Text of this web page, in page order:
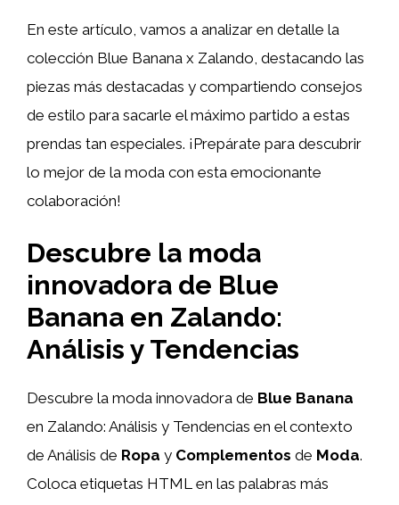
En este artículo, vamos a analizar en detalle la
colección Blue Banana x Zalando, destacando las
piezas más destacadas y compartiendo consejos
de estilo para sacarle el máximo partido a estas
prendas tan especiales. ¡Prepárate para descubrir
lo mejor de la moda con esta emocionante
colaboración!
Descubre la moda
innovadora de Blue
Banana en Zalando:
Análisis y Tendencias
Descubre la moda innovadora de Blue Banana
en Zalando: Análisis y Tendencias en el contexto
de Análisis de Ropa y Complementos de Moda.
Coloca etiquetas HTML en las palabras más